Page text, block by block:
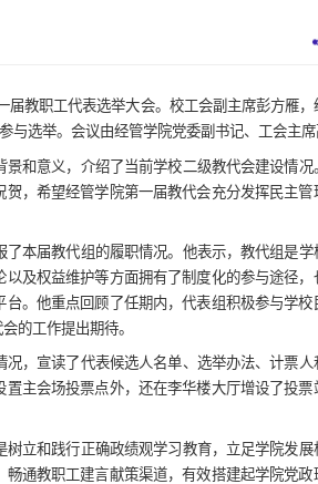
教职工代表选举大会。校工会副主席彭方雁
选举。会议由经管学院党委副书记、工会主席
和意义，介绍了当前学校二级教代会建设情
，希望经管学院第一届教代会充分发挥民主
本届教代组的履职情况。他表示，教代组是
及权益维护等方面拥有了制度化的参与途径
。他重点回顾了任期内，代表组积极参与学
的工作提出期待。
，宣读了代表候选人名单、选举办法、计票
主会场投票点外，还在李华楼大厅增设了投
立和践行正确政绩观学习教育，立足学院发
通教职工建言献策渠道，有效搭建起学院党